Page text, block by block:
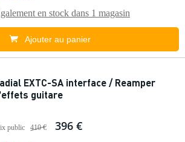
en stock dans 1 magasin
Ajouter au panier
EXTC-SA interface / Reamper
guitare
public 410 € 396 €